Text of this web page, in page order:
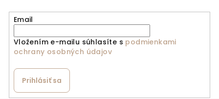
Email
Vložením e-mailu súhlasíte s podmienkami
ochrany osobných údajov
Prihlásiť sa